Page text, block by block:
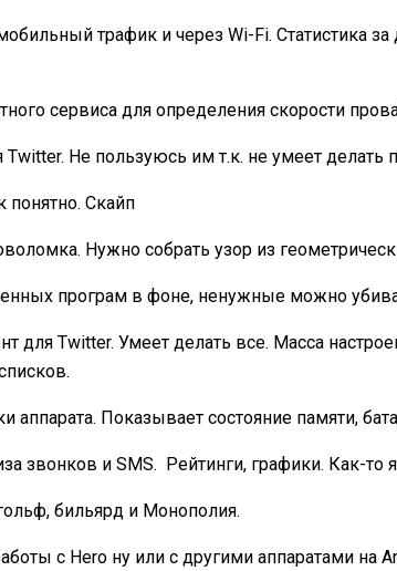
трафик и через Wi-Fi. Статистика
сервиса для определения скорости
Не пользуюсь им т.к. не умеет делать
понятно. Скайп
Нужно собрать узор из
програм в фоне, ненужные можно
для Twitter. Умеет делать все. Масса
аппарата. Показывает состояние памяти,
звонков и SMS. Рейтинги, графики. Как-то
бильярд и Монополия.
с Hero ну или с другими аппаратами